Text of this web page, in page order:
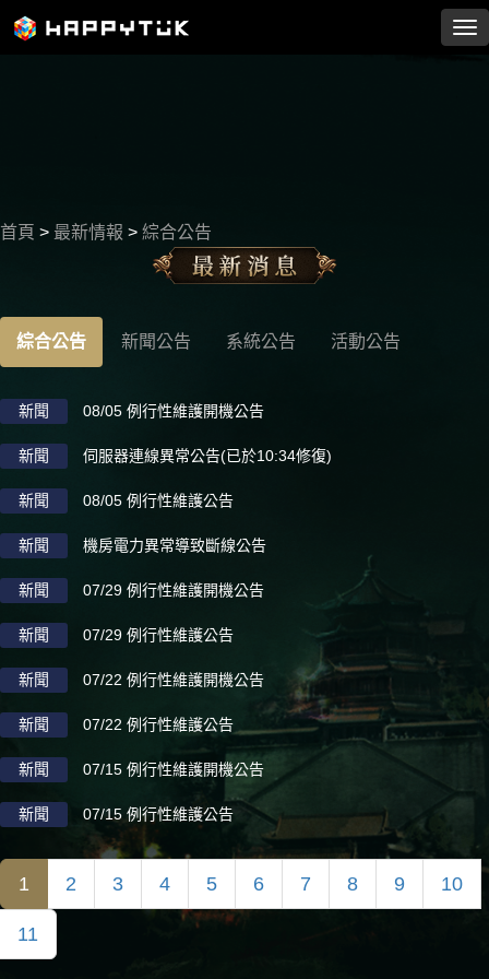
首頁 > 最新情報 > 綜合公告
綜合公告 新聞公告 系統公告 活動公告
新聞 08/05 例行性維護開機公告
新聞 伺服器連線異常公告(已於10:34修復)
新聞 08/05 例行性維護公告
新聞 機房電力異常導致斷線公告
新聞 07/29 例行性維護開機公告
新聞 07/29 例行性維護公告
新聞 07/22 例行性維護開機公告
新聞 07/22 例行性維護公告
新聞 07/15 例行性維護開機公告
新聞 07/15 例行性維護公告
1 2 3 4 5 6 7 8 9 10
11